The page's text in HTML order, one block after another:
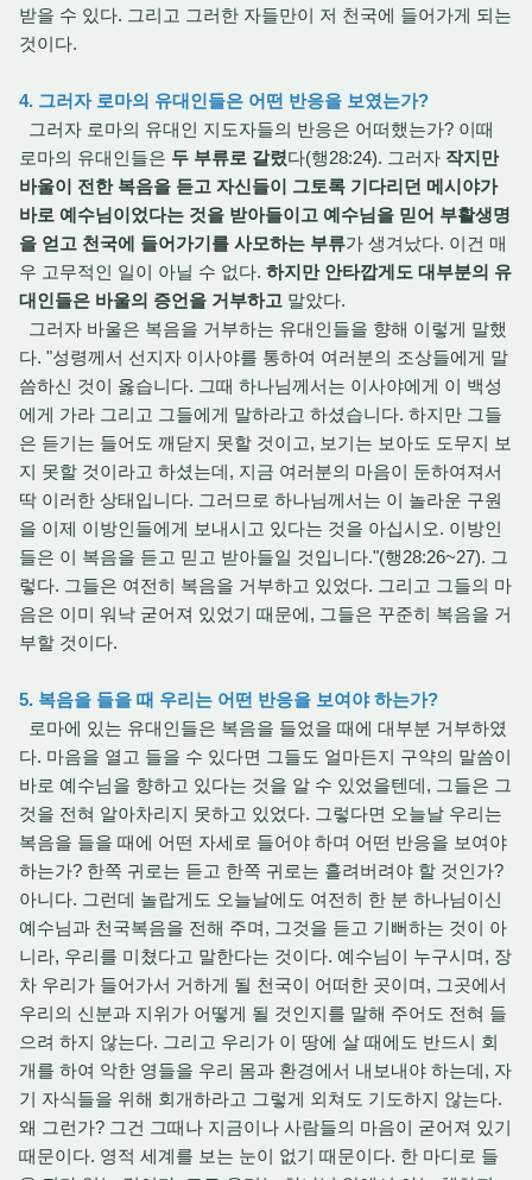
받을 수 있다. 그리고 그러한 자들만이 저 천국에 들어가게 되는
것이다.
4. 그러자 로마의 유대인들은 어떤 반응을 보였는가?
그러자 로마의 유대인 지도자들의 반응은 어떠했는가? 이때
로마의 유대인들은 두 부류로 갈렸다(행28:24). 그러자 작지만
바울이 전한 복음을 듣고 자신들이 그토록 기다리던 메시야가
바로 예수님이었다는 것을 받아들이고 예수님을 믿어 부활생명
을 얻고 천국에 들어가기를 사모하는 부류가 생겨났다. 이건 매
우 고무적인 일이 아닐 수 없다. 하지만 안타깝게도 대부분의 유
대인들은 바울의 증언을 거부하고 말았다.
그러자 바울은 복음을 거부하는 유대인들을 향해 이렇게 말했
다. "성령께서 선지자 이사야를 통하여 여러분의 조상들에게 말
씀하신 것이 옳습니다. 그때 하나님께서는 이사야에게 이 백성
에게 가라 그리고 그들에게 말하라고 하셨습니다. 하지만 그들
은 듣기는 들어도 깨닫지 못할 것이고, 보기는 보아도 도무지 보
지 못할 것이라고 하셨는데, 지금 여러분의 마음이 둔하여져서
딱 이러한 상태입니다. 그러므로 하나님께서는 이 놀라운 구원
을 이제 이방인들에게 보내시고 있다는 것을 아십시오. 이방인
들은 이 복음을 듣고 믿고 받아들일 것입니다."(행28:26~27). 그
렇다. 그들은 여전히 복음을 거부하고 있었다. 그리고 그들의 마
음은 이미 워낙 굳어져 있었기 때문에, 그들은 꾸준히 복음을 거
부할 것이다.
5. 복음을 들을 때 우리는 어떤 반응을 보여야 하는가?
로마에 있는 유대인들은 복음을 들었을 때에 대부분 거부하였
다. 마음을 열고 들을 수 있다면 그들도 얼마든지 구약의 말씀이
바로 예수님을 향하고 있다는 것을 알 수 있었을텐데, 그들은 그
것을 전혀 알아차리지 못하고 있었다. 그렇다면 오늘날 우리는
복음을 들을 때에 어떤 자세로 들어야 하며 어떤 반응을 보여야
하는가? 한쪽 귀로는 듣고 한쪽 귀로는 흘려버려야 할 것인가?
아니다. 그런데 놀랍게도 오늘날에도 여전히 한 분 하나님이신
예수님과 천국복음을 전해 주며, 그것을 듣고 기뻐하는 것이 아
니라, 우리를 미쳤다고 말한다는 것이다. 예수님이 누구시며, 장
차 우리가 들어가서 거하게 될 천국이 어떠한 곳이며, 그곳에서
우리의 신분과 지위가 어떻게 될 것인지를 말해 주어도 전혀 들
으려 하지 않는다. 그리고 우리가 이 땅에 살 때에도 반드시 회
개를 하여 악한 영들을 우리 몸과 환경에서 내보내야 하는데, 자
기 자식들을 위해 회개하라고 그렇게 외쳐도 기도하지 않는다.
왜 그런가? 그건 그때나 지금이나 사람들의 마음이 굳어져 있기
때문이다. 영적 세계를 보는 눈이 없기 때문이다. 한 마디로 들